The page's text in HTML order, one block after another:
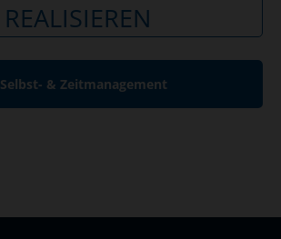
REALISIEREN
Selbst- & Zeitmanagement